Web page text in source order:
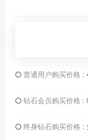
普通用户购买价格 :
钻石会员购买价格 :
终身钻石购买价格 :